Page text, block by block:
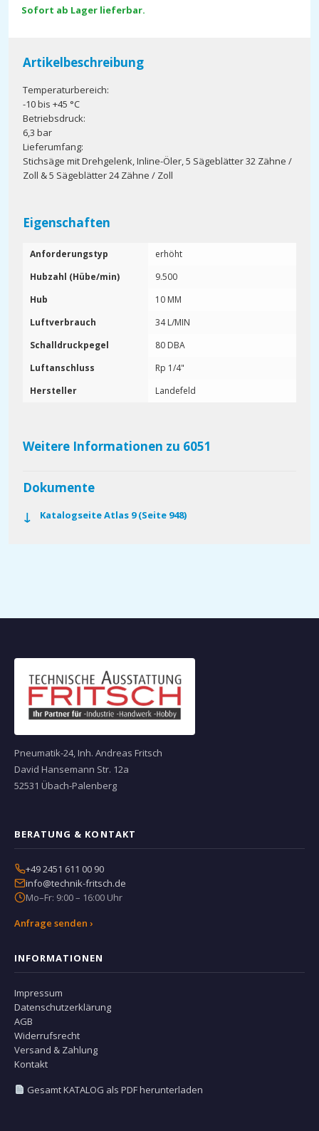
Sofort ab Lager lieferbar.
Artikelbeschreibung
Temperaturbereich:
-10 bis +45 °C
Betriebsdruck:
6,3 bar
Lieferumfang:
Stichsäge mit Drehgelenk, Inline-Öler, 5 Sägeblätter 32 Zähne /
Zoll & 5 Sägeblätter 24 Zähne / Zoll
Eigenschaften
Anforderungstyp
erhöht
Hubzahl (Hübe/min)
9.500
Hub
10 MM
Luftverbrauch
34 L/MIN
Schalldruckpegel
80 DBA
Luftanschluss
Rp 1/4"
Hersteller
Landefeld
Weitere Informationen zu 6051
Dokumente
Katalogseite Atlas 9 (Seite 948)
Pneumatik-24, Inh. Andreas Fritsch
David Hansemann Str. 12a
52531 Übach-Palenberg
BERATUNG & KONTAKT
+49 2451 611 00 90
info@technik-fritsch.de
Mo–Fr: 9:00 – 16:00 Uhr
Anfrage senden ›
INFORMATIONEN
Impressum
Datenschutzerklärung
AGB
Widerrufsrecht
Versand & Zahlung
Kontakt
Gesamt KATALOG als PDF herunterladen